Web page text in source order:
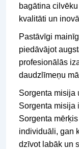
bagātina
kvalitāti un
Pastāvīgi
piedāvājot
profesionālās
daudzlīmeņu
Sorgenta misija
Sorgenta misija
Sorgenta
individuāli, gan
dzīvot labāk un